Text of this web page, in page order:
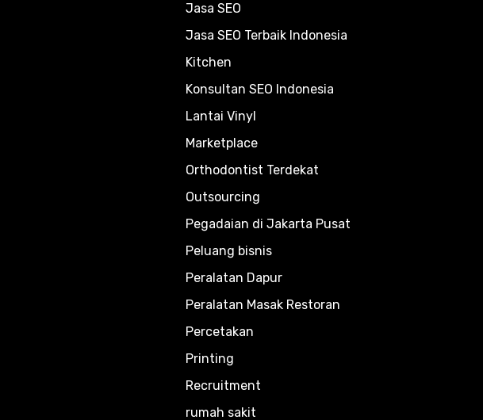
Jasa SEO
Jasa SEO Terbaik Indonesia
Kitchen
Konsultan SEO Indonesia
Lantai Vinyl
Marketplace
Orthodontist Terdekat
Outsourcing
Pegadaian di Jakarta Pusat
Peluang bisnis
Peralatan Dapur
Peralatan Masak Restoran
Percetakan
Printing
Recruitment
rumah sakit